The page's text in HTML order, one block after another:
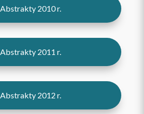
Abstrakty 2010 r.
Abstrakty 2011 r.
Abstrakty 2012 r.